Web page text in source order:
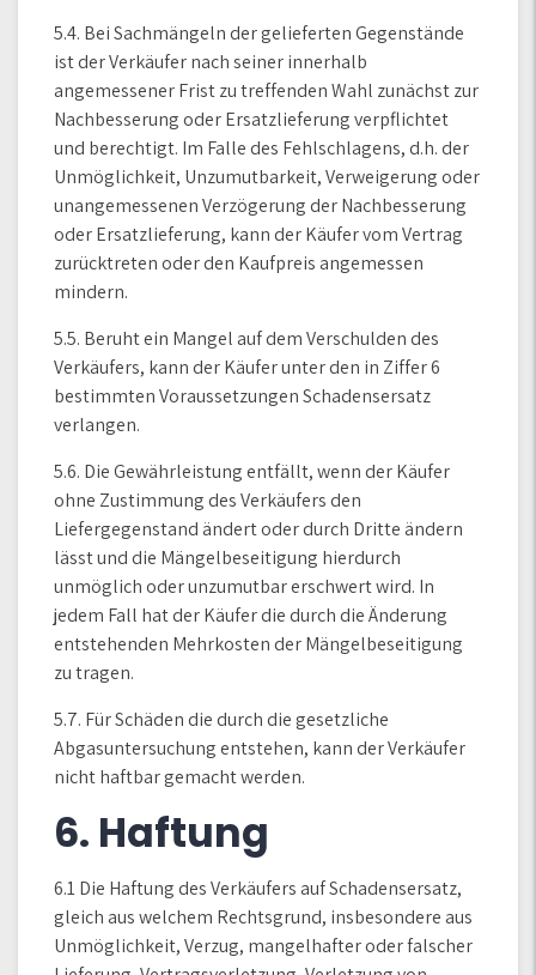
5.4. Bei Sachmängeln der gelieferten Gegenstände
ist der Verkäufer nach seiner innerhalb
angemessener Frist zu treffenden Wahl zunächst zur
Nachbesserung oder Ersatzlieferung verpflichtet
und berechtigt. Im Falle des Fehlschlagens, d.h. der
Unmöglichkeit, Unzumutbarkeit, Verweigerung oder
unangemessenen Verzögerung der Nachbesserung
oder Ersatzlieferung, kann der Käufer vom Vertrag
zurücktreten oder den Kaufpreis angemessen
mindern.
5.5. Beruht ein Mangel auf dem Verschulden des
Verkäufers, kann der Käufer unter den in Ziffer 6
bestimmten Voraussetzungen Schadensersatz
verlangen.
5.6. Die Gewährleistung entfällt, wenn der Käufer
ohne Zustimmung des Verkäufers den
Liefergegenstand ändert oder durch Dritte ändern
lässt und die Mängelbeseitigung hierdurch
unmöglich oder unzumutbar erschwert wird. In
jedem Fall hat der Käufer die durch die Änderung
entstehenden Mehrkosten der Mängelbeseitigung
zu tragen.
5.7. Für Schäden die durch die gesetzliche
Abgasuntersuchung entstehen, kann der Verkäufer
nicht haftbar gemacht werden.
6. Haftung
6.1 Die Haftung des Verkäufers auf Schadensersatz,
gleich aus welchem Rechtsgrund, insbesondere aus
Unmöglichkeit, Verzug, mangelhafter oder falscher